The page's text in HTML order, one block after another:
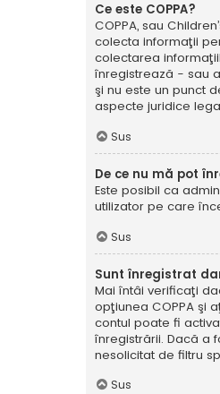
Ce este COPPA?
COPPA, sau
colecta informaţii
colectarea
înregistrează - sau
şi nu este un punct
aspecte juridice
Sus
De ce nu mă pot
Este posibil ca
utilizator pe care
Sus
Sunt înregistrat
Mai întâi verificaţi
opţiunea COPPA şi
contul poate fi
înregistrării. Dacă a
nesolicitat de filtru
Sus